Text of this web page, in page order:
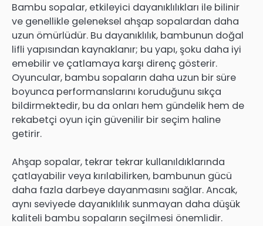
Bambu sopalar, etkileyici dayanıklılıkları ile bilinir
ve genellikle geleneksel ahşap sopalardan daha
uzun ömürlüdür. Bu dayanıklılık, bambunun doğal
lifli yapısından kaynaklanır; bu yapı, şoku daha iyi
emebilir ve çatlamaya karşı direnç gösterir.
Oyuncular, bambu sopaların daha uzun bir süre
boyunca performanslarını koruduğunu sıkça
bildirmektedir, bu da onları hem gündelik hem de
rekabetçi oyun için güvenilir bir seçim haline
getirir.
Ahşap sopalar, tekrar tekrar kullanıldıklarında
çatlayabilir veya kırılabilirken, bambunun gücü
daha fazla darbeye dayanmasını sağlar. Ancak,
aynı seviyede dayanıklılık sunmayan daha düşük
kaliteli bambu sopaların seçilmesi önemlidir.